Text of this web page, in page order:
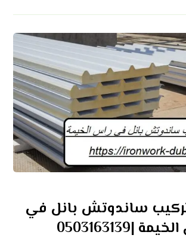
ساندوتش بانل في
|0503163139